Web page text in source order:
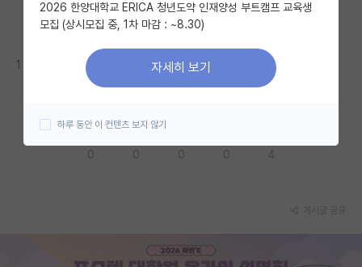
미국 유학 게시판
미국 대학원 합격 후기 게시판
대학원생 모집 게시판
연구실(PI) 홍보 게시판
1
2026 한양대학교 ERICA 청년도약 인재양성 부트캠프 교육생
모집 (상시모집 중, 1차 마감 : ~8.30)
자세히 보기
하루 동안 이 컨텐츠 보지 않기